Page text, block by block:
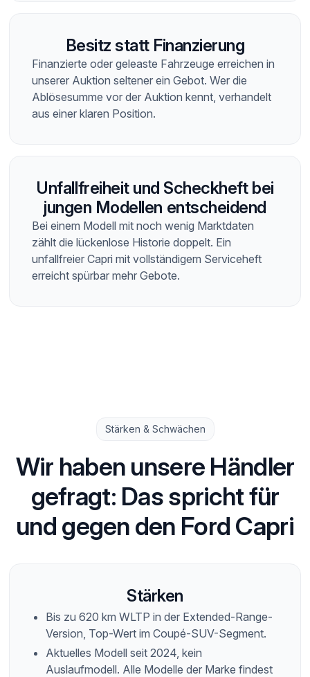
Besitz statt Finanzierung
Finanzierte oder geleaste Fahrzeuge erreichen in
unserer Auktion seltener ein Gebot. Wer die
Ablösesumme vor der Auktion kennt, verhandelt
aus einer klaren Position.
Unfallfreiheit und Scheckheft bei
jungen Modellen entscheidend
Bei einem Modell mit noch wenig Marktdaten
zählt die lückenlose Historie doppelt. Ein
unfallfreier Capri mit vollständigem Serviceheft
erreicht spürbar mehr Gebote.
Stärken & Schwächen
Wir haben unsere Händler
gefragt: Das spricht für
und gegen den Ford Capri
Stärken
Bis zu 620 km WLTP in der Extended-Range-
Version, Top-Wert im Coupé-SUV-Segment.
Aktuelles Modell seit 2024, kein
Auslaufmodell. Alle Modelle der Marke findest